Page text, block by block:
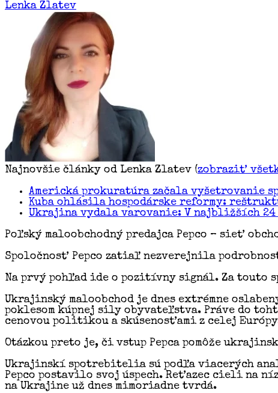
Lenka Zlatev
Najnovšie články od Lenka Zlatev (zobraziť
Americká prokuratúra začala vyšetrovanie
Kuba ohlásila hospodárske reformy:
Ukrajina vydala varovanie: V najbližších 24
Poľský maloobchodný predajca Pepco – sieť
Spoločnosť Pepco zatiaľ nezverejnila
Na prvý pohľad ide o pozitívny signál. Za touto
Ukrajinský maloobchod je dnes extrémne
poklesom kúpnej sily obyvateľstva. Práve do
cenovou politikou a skúsenosťami z celej
Otázkou preto je, či vstup Pepca pomôže
Ukrajinskí spotrebitelia sú podľa viacerých
Pepco postavilo svoj úspech. Reťazec cieli na
na Ukrajine už dnes mimoriadne tvrdá.